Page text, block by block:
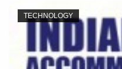
TECHNOLOGY